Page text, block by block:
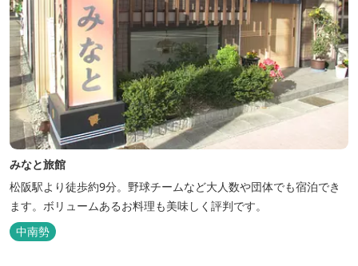
みなと旅館
松阪駅より徒歩約9分。野球チームなど大人数や団体でも宿泊でき
ます。ボリュームあるお料理も美味しく評判です。
中南勢